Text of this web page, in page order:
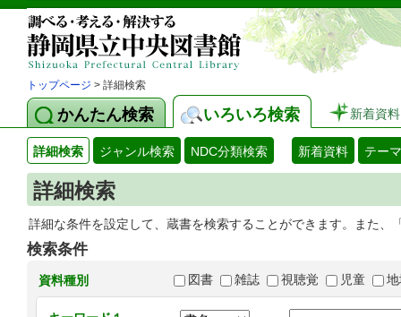
トップページ > 詳細検索
かんたん検索 いろいろ検索 新着資料
詳細検索 ジャンル検索 NDC分類検索 新着資料 テー
詳細検索
詳細な条件を設定して、蔵書を検索することができます。また
検索条件
資料種別 図書 雑誌 視聴覚 児童